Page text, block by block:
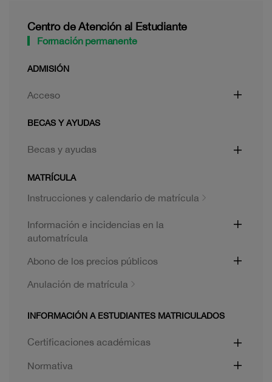
Centro de Atención al Estudiante
Formación permanente
ADMISIÓN
Acceso
BECAS Y AYUDAS
Becas y ayudas
MATRÍCULA
Instrucciones y calendario de matrícula
Información e incidencias en la
automatrícula
Abono de los precios públicos
Anulación de matrícula
INFORMACIÓN A ESTUDIANTES MATRICULADOS
Certificaciones académicas
Normativa